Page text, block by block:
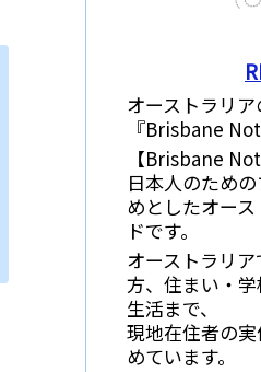
オーストラリ
『Brisbane
【Brisbane
日本人のため
めとしたオー
ドです。
オーストラリ
方、住まい・
生活まで、
現地在住者の
めています。